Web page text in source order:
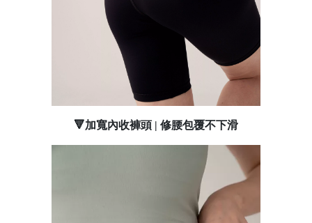
🔻加寬內收褲頭 | 修腰包覆不下滑